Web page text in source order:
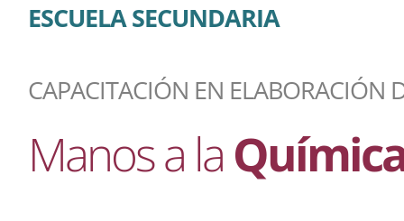
ESCUELA SECUNDARIA
CAPACITACIÓN EN ELABORACIÓN
Manos a la